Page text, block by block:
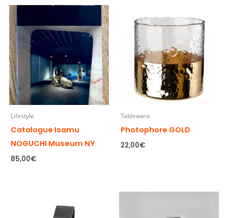
Lifestyle
Catalogue Isamu
NOGUCHI Museum NY
85,00€
Tableware
Photophore GOLD
22,00€